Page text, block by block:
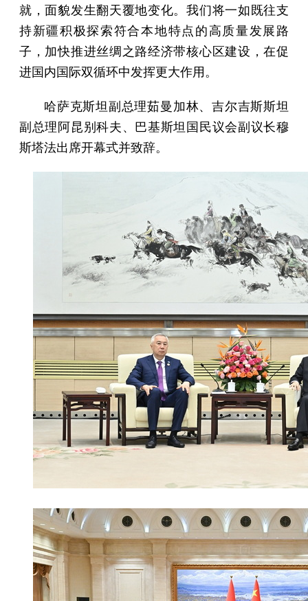
就，面貌发生翻天覆地变化。我们将一如既往支
持新疆积极探索符合本地特点的高质量发展路
子，加快推进丝绸之路经济带核心区建设，在促
进国内国际双循环中发挥更大作用。
哈萨克斯坦副总理茹曼加林、吉尔吉斯斯坦
副总理阿昆别科夫、巴基斯坦国民议会副议长穆
斯塔法出席开幕式并致辞。